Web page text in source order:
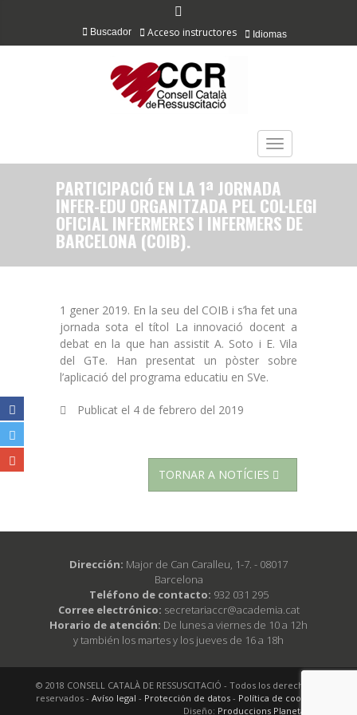
Idiomas
Acceso instructores
Buscador
TOGGLE
PARTICIPACIÓ EN LA 1ª JORNADA
INFER-EDU ORGANITZADA PEL COL·LEGI
OFICIAL INFERMERES I INFERMERS DE
BARCELONA (COIB).
1 gener 2019. En la seu del COIB i s’ha fet una
jornada sota el títol La innovació docent a
debat en la que han assistit A. Soto i E. Vila
del GTe. Han presentat un pòster sobre
l’aplicació del programa educatiu en SVe.
Publicat el 4 de febrero del 2019
TORNAR A NOTÍCIES
Dirección: Major de Can Caralleu, 1-7. - 08017
Barcelona
Teléfono de contacto: 932 031 295
Corree electrónico: secretariaccr@academia.cat
Horario de atención: De lunes a viernes de 10 a 12h
y también los martes y los jueves de 16 a 18h
© 2018 CONSELL CATALÀ DE RESSUSCITACIÓ - Todos los derechos
reservados - Avíso legal - Protección de datos- Política de cookies
Diseño: Produccions Planetàries